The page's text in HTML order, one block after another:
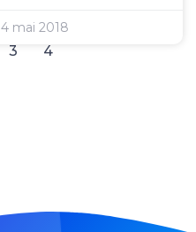
4 mai 2018
3 4